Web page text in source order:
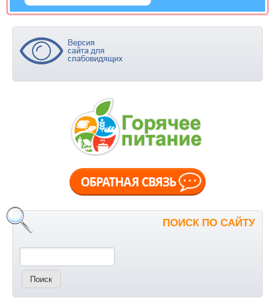
ПОИСК ПО САЙТУ
Поиск